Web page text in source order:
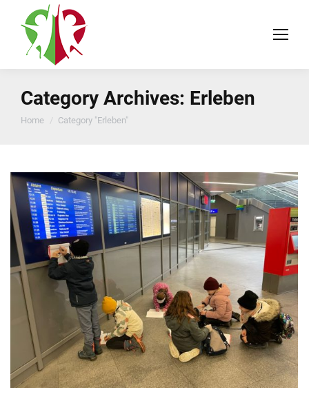
Category Archives: Erleben
You are here:
Home Category "Erleben"